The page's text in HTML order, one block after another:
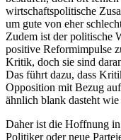
wirtschaftspolitische
um gute von eher
Zudem ist der politische
positive Reformimpulse
Kritik, doch sie sind
Das führt dazu, dass
Opposition mit Bezug
ähnlich blank dasteht
Daher ist die Hoffnung in
Politiker oder neue